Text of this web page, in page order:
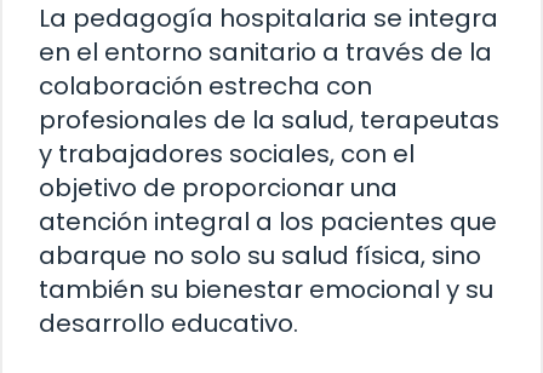
La pedagogía hospitalaria se integra
en el entorno sanitario a través de la
colaboración estrecha con
profesionales de la salud, terapeutas
y trabajadores sociales, con el
objetivo de proporcionar una
atención integral a los pacientes que
abarque no solo su salud física, sino
también su bienestar emocional y su
desarrollo educativo.